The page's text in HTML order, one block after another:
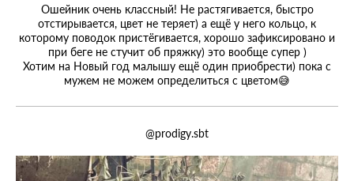
Ошейник очень классный! Не растягивается, быстро
отстирывается, цвет не теряет) а ещё у него кольцо, к
которому поводок пристёгивается, хорошо зафиксировано и
при беге не стучит об пряжку) это вообще супер )
Хотим на Новый год малышу ещё один приобрести) пока с
мужем не можем определиться с цветом😅
@prodigy.sbt